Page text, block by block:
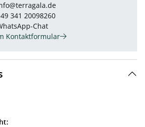
341 20098260
Chat
Kontaktformular